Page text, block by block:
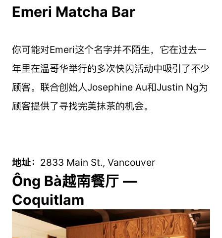
Emeri Matcha Bar
你可能对Emeri这个名字并不陌生，它在过去一
年里在温哥华举行的多次快闪活动中吸引了不少
顾客。联合创始人Josephine Au和Justin Ng为
顾客提供了寻找完美抹茶的机会。
地址： 2833 Main St., Vancouver
Ông Bà越南餐厅 —
Coquitlam